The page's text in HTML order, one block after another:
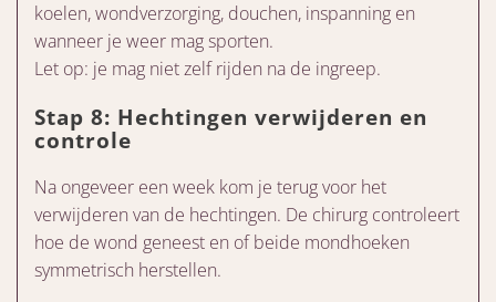
koelen, wondverzorging, douchen, inspanning en
wanneer je weer mag sporten.
Let op: je mag niet zelf rijden na de ingreep.
Stap 8: Hechtingen verwijderen en
controle
Na ongeveer een week kom je terug voor het
verwijderen van de hechtingen. De chirurg controleert
hoe de wond geneest en of beide mondhoeken
symmetrisch herstellen.